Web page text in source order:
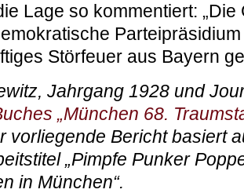
Lage so kommentiert:
Störfeuer aus Bayern
Jahrgang 1928 und
„München 68.
vorliegende Bericht basiert
„Pimpfe Punker
in München“.